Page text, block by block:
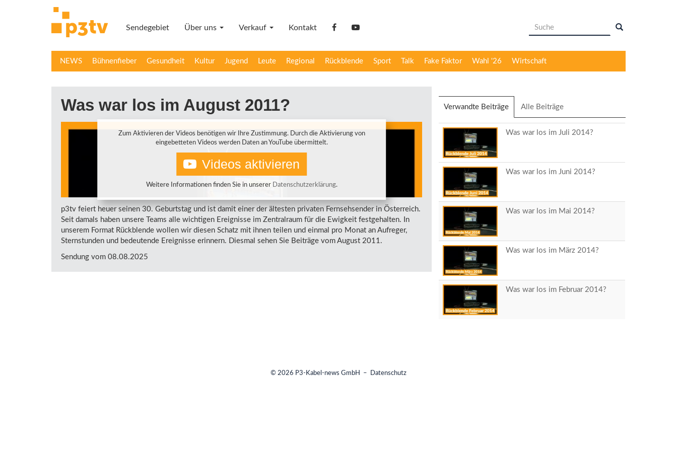
Sendegebiet Über uns Verkauf Kontakt facebookYouTube Suchformular
NEWS Bühnenfieber Gesundheit Kultur Jugend Leute Regional Rückblende Sport Talk Fake Faktor Wahl '26 Wirtschaft
Was war los im August 2011?
Zum Aktivieren der Videos benötigen wir Ihre Zustimmung. Durch die Aktivierung von
eingebetteten Videos werden Daten an YouTube übermittelt.
Videos aktivieren
Weitere Informationen finden Sie in unserer Datenschutzerklärung.
p3tv feiert heuer seinen 30. Geburtstag und ist damit einer der ältesten privaten Fernsehsender in Österreich.
Seit damals haben unsere Teams alle wichtigen Ereignisse im Zentralraum für die Ewigkeit festgehalten. In
unserem Format Rückblende wollen wir diesen Schatz mit ihnen teilen und einmal pro Monat an Aufreger,
Sternstunden und bedeutende Ereignisse erinnern. Diesmal sehen Sie Beiträge vom August 2011.
Sendung vom 08.08.2025
Verwandte Beiträge (aktiver
Reiter)
Alle Beiträge
Was war los im Juli 2014?
Was war los im Juni 2014?
Was war los im Mai 2014?
Was war los im März 2014?
Was war los im Februar 2014?
© 2026 P3-Kabel-news GmbH – Datenschutz